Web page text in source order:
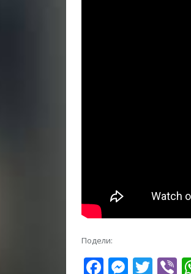
Подели:
Facebook